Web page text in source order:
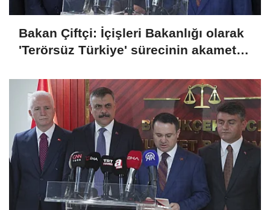
Bakan Çiftçi: İçişleri Bakanlığı olarak
'Terörsüz Türkiye' sürecinin akamete
takip ediyoruz